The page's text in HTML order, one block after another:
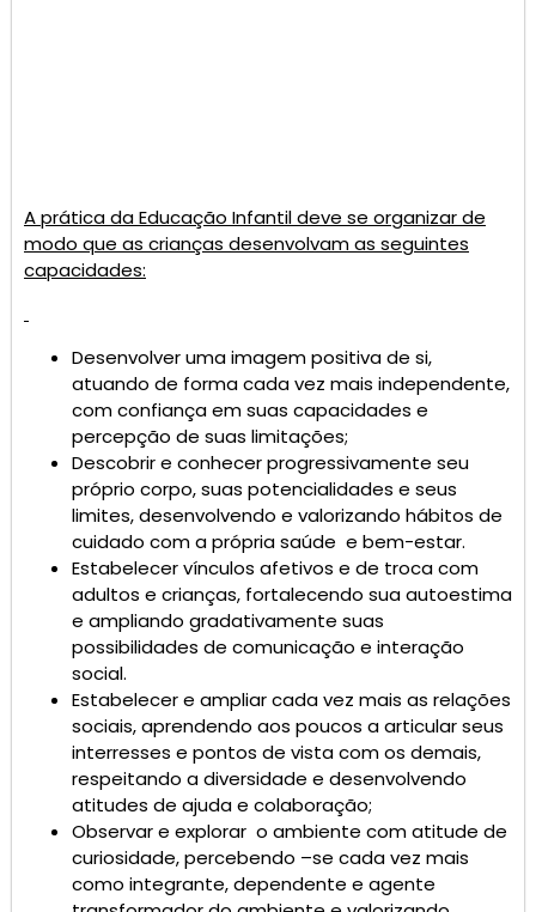
A prática da Educação Infantil deve se organizar de
modo que as crianças desenvolvam as seguintes
capacidades:
Desenvolver uma imagem positiva de si,
atuando de forma cada vez mais independente,
com confiança em suas capacidades e
percepção de suas limitações;
Descobrir e conhecer progressivamente seu
próprio corpo, suas potencialidades e seus
limites, desenvolvendo e valorizando hábitos de
cuidado com a própria saúde e bem-estar.
Estabelecer vínculos afetivos e de troca com
adultos e crianças, fortalecendo sua autoestima
e ampliando gradativamente suas
possibilidades de comunicação e interação
social.
Estabelecer e ampliar cada vez mais as relações
sociais, aprendendo aos poucos a articular seus
interresses e pontos de vista com os demais,
respeitando a diversidade e desenvolvendo
atitudes de ajuda e colaboração;
Observar e explorar o ambiente com atitude de
curiosidade, percebendo –se cada vez mais
como integrante, dependente e agente